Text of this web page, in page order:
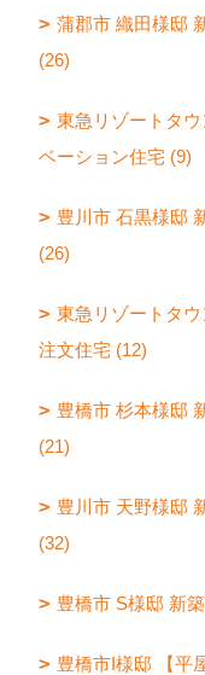
蒲郡市 織田様邸
(26)
東急リゾートタウ
ベーション住宅 (9)
豊川市 石黒様邸
(26)
東急リゾートタ
注文住宅 (12)
豊橋市 杉本様邸
(21)
豊川市 天野様邸
(32)
豊橋市 S様邸 新
豊橋市I様邸 【平